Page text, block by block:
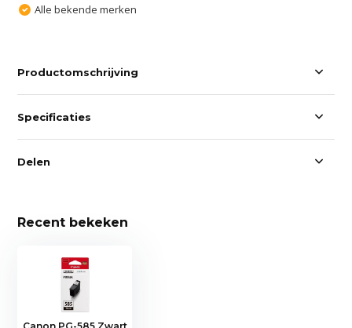
Alle bekende merken
Productomschrijving
Specificaties
Delen
Recent bekeken
Canon PG-585 Zwart